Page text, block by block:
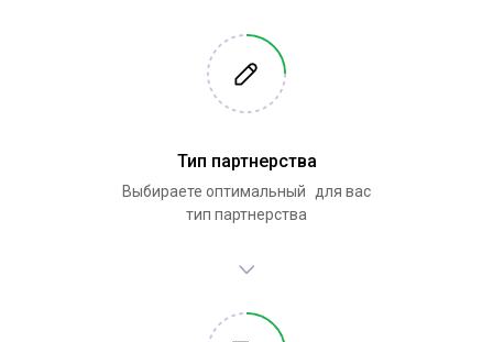
Выбираете оптимальный для вас
тип партнерства
Тип партнерства